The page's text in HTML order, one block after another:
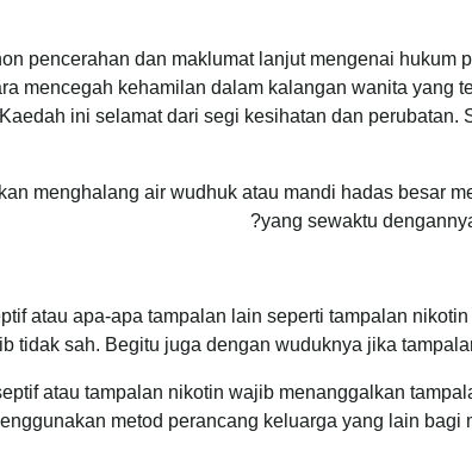
pencerahan dan maklumat lanjut mengenai hukum
mencegah kehamilan dalam kalangan wanita yang
ini selamat dari segi kesihatan dan perubatan.
menghalang air wudhuk atau mandi hadas besar
yang sewaktu
atau apa-apa tampalan lain seperti tampalan
tidak sah. Begitu juga dengan wuduknya jika
atau tampalan nikotin wajib menanggalkan
metod perancang keluarga yang lain